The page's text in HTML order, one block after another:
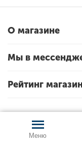
О магазине
Мы в
Рейтинг
Меню